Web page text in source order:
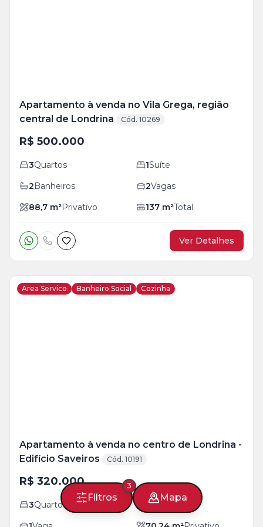
Filtros
3
Mapa
Apartamento à venda no Vila Grega, região
central de Londrina
Cód. 10269
R$ 500.000
3Quartos 1Suíte
2Banheiros 2Vagas
88,7 m²Privativo 137 m²Total
Ver Detalhes
Area Servico Banheiro Social Cozinha
Apartamento à venda no centro de Londrina -
Edifício Saveiros
Cód. 10191
R$ 320.000
3Quartos 1Banheiro